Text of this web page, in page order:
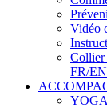
Vidéo
Collier
FR/